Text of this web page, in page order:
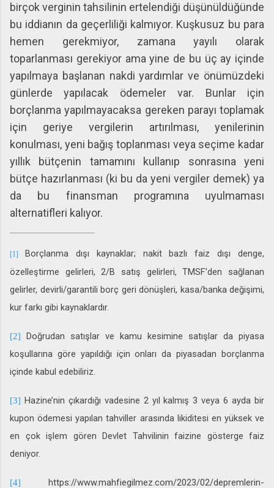
birçok verginin tahsilinin ertelendiği düşünüldüğünde
bu iddianın da geçerliliği kalmıyor. Kuşkusuz bu para
hemen gerekmiyor, zamana yayılı olarak
toparlanması gerekiyor ama yine de bu üç ay içinde
yapılmaya başlanan nakdi yardımlar ve önümüzdeki
günlerde yapılacak ödemeler var. Bunlar için
borçlanma yapılmayacaksa gereken parayı toplamak
için geriye vergilerin artırılması, yenilerinin
konulması, yeni bağış toplanması veya seçime kadar
yıllık bütçenin tamamını kullanıp sonrasına yeni
bütçe hazırlanması (ki bu da yeni vergiler demek) ya
da bu finansman programına uyulmaması
alternatifleri kalıyor.
[1]
Borçlanma dışı kaynaklar; nakit bazlı faiz dışı denge,
özelleştirme gelirleri, 2/B satış gelirleri, TMSF’den sağlanan
gelirler, devirli/garantili borç geri dönüşleri, kasa/banka değişimi,
kur farkı gibi kaynaklardır.
[2]
Doğrudan satışlar ve kamu kesimine satışlar da piyasa
koşullarına göre yapıldığı için onları da piyasadan borçlanma
içinde kabul edebiliriz.
[3] Hazine’nin çıkardığı vadesine 2 yıl kalmış 3 veya 6 ayda bir
kupon ödemesi yapılan tahviller arasında likiditesi en yüksek ve
en çok işlem gören Devlet Tahvilinin faizine gösterge faiz
deniyor.
[4]
https://www.mahfiegilmez.com/2023/02/depremlerin-